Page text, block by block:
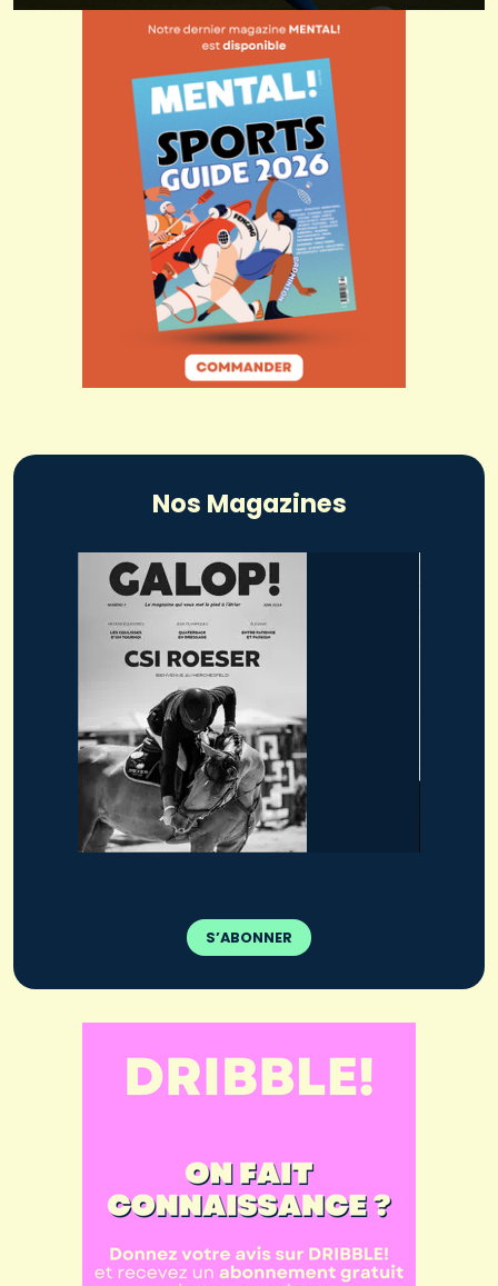
Nos Magazines
S’ABONNER